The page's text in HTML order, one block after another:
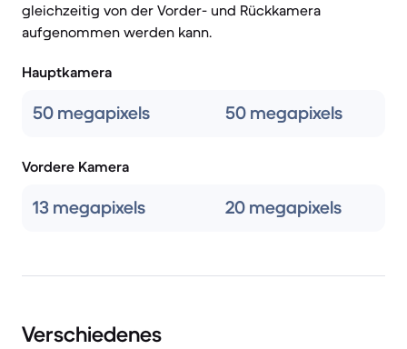
gleichzeitig von der Vorder- und Rückkamera
aufgenommen werden kann.
Hauptkamera
50 megapixels 50 megapixels
Vordere Kamera
13 megapixels 20 megapixels
Verschiedenes